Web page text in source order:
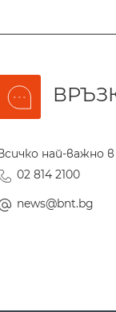
най-важно
02 814 2100
news@bnt.bg